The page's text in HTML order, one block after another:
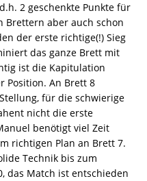
2 geschenkte Punkte für
Brettern aber auch schon
der erste richtige(!) Sieg
das ganze Brett mit
ist die Kapitulation
Position. An Brett 8
für die schwierige
nicht die erste
benötigt viel Zeit
richtigen Plan an Brett 7.
Technik bis zum
das Match ist entschieden